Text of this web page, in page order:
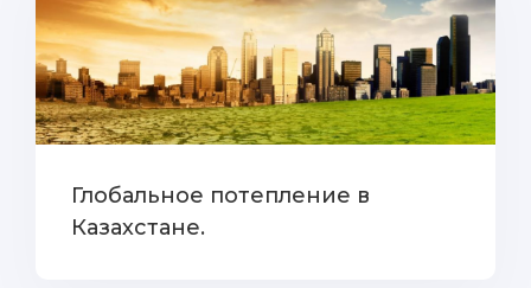
Глобальное потепление в
Казахстане.